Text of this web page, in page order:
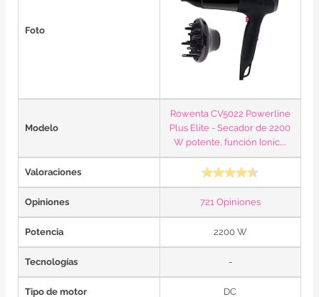
Foto
Modelo
Rowenta CV5022 Powerline
Plus Elite - Secador de 2200
W potente, función Ionic,...
Valoraciones
Opiniones 721 Opiniones
Potencia 2200 W
Tecnologías -
Tipo de motor DC